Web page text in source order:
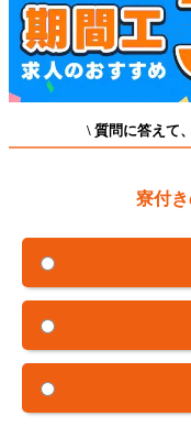
\ 質問に答えて、
寮付